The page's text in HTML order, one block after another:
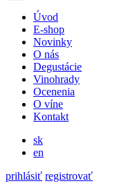
Úvod
E-shop
Novinky
O nás
Degustácie
Vinohrady
Ocenenia
O víne
Kontakt
sk
en
prihlásiť registrovať